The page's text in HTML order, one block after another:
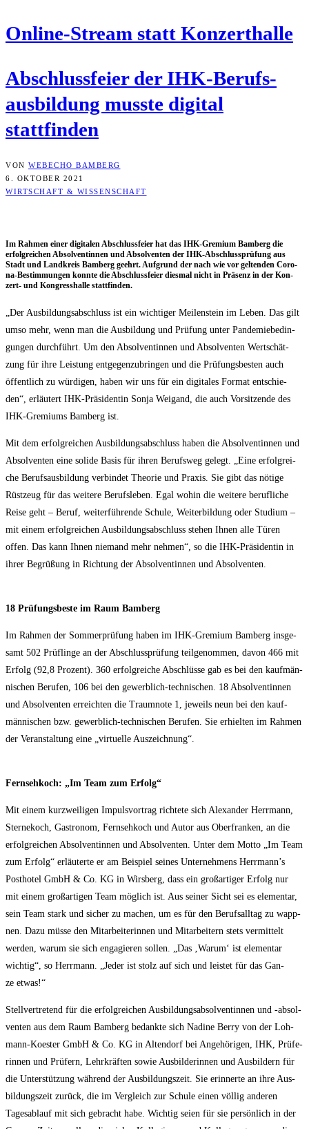
Online-Stream statt Konzerthalle
Abschluss­fei­er der IHK-Berufs­
aus­bil­dung muss­te digi­tal
stattfinden
VON WEBECHO BAMBERG
6. OKTOBER 2021
WIRTSCHAFT & WISSENSCHAFT
Im Rah­men einer digi­ta­len Abschluss­fei­er hat das IHK-Gre­mi­um Bam­berg die
erfolg­rei­chen Absol­ven­tin­nen und Absol­ven­ten der IHK-Abschluss­prü­fung aus
Stadt und Land­kreis Bam­berg geehrt. Auf­grund der nach wie vor gel­ten­den Coro­
na-Bestim­mun­gen konn­te die Abschluss­fei­er dies­mal nicht in Prä­senz in der Kon­
zert- und Kon­gress­hal­le stattfinden.
„Der Aus­bil­dungs­ab­schluss ist ein wich­ti­ger Mei­len­stein im Leben. Das gilt
umso mehr, wenn man die Aus­bil­dung und Prü­fung unter Pan­de­mie­be­din­
gun­gen durch­führt. Um den Absol­ven­tin­nen und Absol­ven­ten Wert­schät­
zung für ihre Leis­tung ent­ge­gen­zu­brin­gen und die Prü­fungs­bes­ten auch
öffent­lich zu wür­di­gen, haben wir uns für ein digi­ta­les For­mat ent­schie­
den“, erläu­tert IHK-Prä­si­den­tin Son­ja Weig­and, die auch Vor­sit­zen­de des
IHK-Gre­mi­ums Bam­berg ist.
Mit dem erfolg­rei­chen Aus­bil­dungs­ab­schluss haben die Absol­ven­tin­nen und
Absol­ven­ten eine soli­de Basis für ihren Berufs­weg gelegt. „Eine erfolg­rei­
che Berufs­aus­bil­dung ver­bin­det Theo­rie und Pra­xis. Sie gibt das nöti­ge
Rüst­zeug für das wei­te­re Berufs­le­ben. Egal wohin die wei­te­re beruf­li­che
Rei­se geht – Beruf, wei­ter­füh­ren­de Schu­le, Wei­ter­bil­dung oder Stu­di­um –
mit einem erfolg­rei­chen Aus­bil­dungs­ab­schluss ste­hen Ihnen alle Türen
offen. Das kann Ihnen nie­mand mehr neh­men“, so die IHK-Prä­si­den­tin in
ihrer Begrü­ßung in Rich­tung der Absol­ven­tin­nen und Absolventen.
18 Prü­fungs­bes­te im Raum Bamberg
Im Rah­men der Som­mer­prü­fung haben im IHK-Gre­mi­um Bam­berg ins­ge­
samt 502 Prüf­lin­ge an der Abschluss­prü­fung teil­ge­nom­men, davon 466 mit
Erfolg (92,8 Pro­zent). 360 erfolg­rei­che Abschlüs­se gab es bei den kauf­män­
ni­schen Beru­fen, 106 bei den gewerb­lich-tech­ni­schen. 18 Absol­ven­tin­nen
und Absol­ven­ten erreich­ten die Traum­no­te 1, jeweils neun bei den kauf­
män­ni­schen bzw. gewerb­lich-tech­ni­schen Beru­fen. Sie erhiel­ten im Rah­men
der Ver­an­stal­tung eine „vir­tu­el­le Auszeichnung“.
Fern­seh­koch: „Im Team zum Erfolg“
Mit einem kurz­wei­li­gen Impuls­vor­trag rich­te­te sich Alex­an­der Herr­mann,
Ster­ne­koch, Gas­tro­nom, Fern­seh­koch und Autor aus Ober­fran­ken, an die
erfolg­rei­chen Absol­ven­tin­nen und Absol­ven­ten. Unter dem Mot­to „Im Team
zum Erfolg“ erläu­ter­te er am Bei­spiel sei­nes Unter­neh­mens Herrmann’s
Post­ho­tel GmbH & Co. KG in Wirs­berg, dass ein groß­ar­ti­ger Erfolg nur
mit einem groß­ar­ti­gen Team mög­lich ist. Aus sei­ner Sicht sei es ele­men­tar,
sein Team stark und sicher zu machen, um es für den Berufs­all­tag zu wapp­
nen. Dazu müs­se den Mit­ar­bei­te­rin­nen und Mit­ar­bei­tern stets ver­mit­telt
wer­den, war­um sie sich enga­gie­ren sol­len. „Das ‚War­um‘ ist ele­men­tar
wich­tig“, so Herr­mann. „Jeder ist stolz auf sich und leis­tet für das Gan­
ze etwas!“
Stell­ver­tre­tend für die erfolg­rei­chen Aus­bil­dungs­ab­sol­ven­tin­nen und ‑absol­
ven­ten aus dem Raum Bam­berg bedank­te sich Nadi­ne Ber­ry von der Loh­
mann-Koes­ter GmbH & Co. KG in Alten­dorf bei Ange­hö­ri­gen, IHK, Prü­fe­
rin­nen und Prü­fern, Lehr­kräf­ten sowie Aus­bil­de­rin­nen und Aus­bil­dern für
die Unter­stüt­zung wäh­rend der Aus­bil­dungs­zeit. Sie erin­ner­te an ihre Aus­
bil­dungs­zeit zurück, die im Ver­gleich zur Schu­le einen völ­lig ande­ren
Tages­ab­lauf mit sich gebracht habe. Wich­tig sei­en für sie per­sön­lich in der